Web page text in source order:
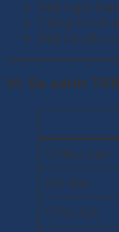
Mái ngói
Công trình
Mái có yêu
VI. So sánh
Chiều cao
Độ dày
Chịu lực